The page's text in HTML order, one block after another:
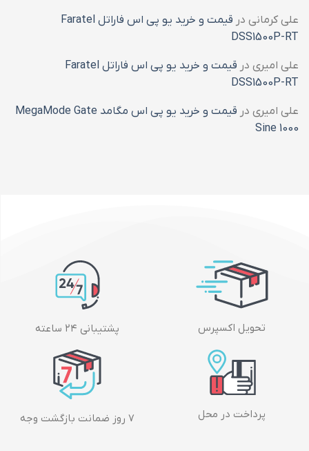
علی کرمانی در
قیمت و خرید یو پی اس فاراتل Faratel
DSS1500P-RT
علی امیری در
قیمت و خرید یو پی اس فاراتل Faratel
DSS1500P-RT
علی امیری در
قیمت و خرید یو پی اس مگامد MegaMode Gate
Sine 1000
تحویل اکسپرس پشتیبانی ۲۴ ساعته
پرداخت در محل ۷ روز ضمانت بازگشت وجه